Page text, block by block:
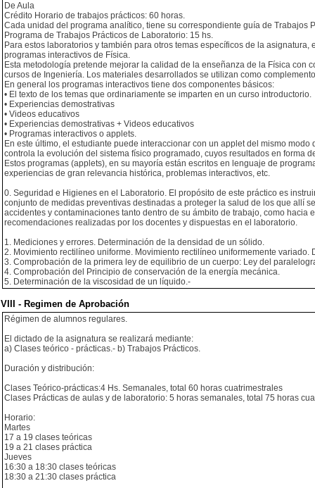
De Aula
Crédito Horario de trabajos prácticos: 60 horas.
Cada unidad del programa analítico, tiene su correspondiente guía de Trabajos
Programa de Trabajos Prácticos de Laboratorio: 15 hs.
Para estos laboratorios y también para otros temas específicos de la
programas interactivos de Física.
Esta metodología pretende mejorar la calidad de la enseñanza de la Física
cursos de Ingeniería. Los materiales desarrollados se utilizan como
En general los programas interactivos tiene dos componentes básicos:
• El texto de los temas que ordinariamente se imparten en un curso introductorio.
• Experiencias demostrativas
• Videos educativos
• Experiencias demostrativas + Videos educativos
• Programas interactivos o applets.
En este último, el estudiante puede interaccionar con un applet del mismo
controla la evolución del sistema físico programado, cuyos resultados en forma
Estos programas (applets), en su mayoría están escritos en lenguaje de
experiencias de gran relevancia histórica, problemas interactivos, etc.
0. Seguridad e Higienes en el Laboratorio. El propósito de este práctico es
conjunto de medidas preventivas destinadas a proteger la salud de los que allí
accidentes y contaminaciones tanto dentro de su ámbito de trabajo, como
recomendaciones realizadas por los docentes y dispuestas en el laboratorio.
1. Mediciones y errores. Determinación de la densidad de un sólido.
2. Movimiento rectilíneo uniforme. Movimiento rectilíneo uniformemente
3. Comprobación de la primera ley de equilibrio de un cuerpo: Ley del
4. Comprobación del Principio de conservación de la energía mecánica.
5. Determinación de la viscosidad de un líquido.-
VIII - Regimen de Aprobación
Régimen de alumnos regulares.
El dictado de la asignatura se realizará mediante:
a) Clases teórico - prácticas.- b) Trabajos Prácticos.
Duración y distribución:
Clases Teórico-prácticas:4 Hs. Semanales, total 60 horas cuatrimestrales
Clases Prácticas de aulas y de laboratorio: 5 horas semanales, total 75 horas
Horario:
Martes
17 a 19 clases teóricas
19 a 21 clases práctica
Jueves
16:30 a 18:30 clases teóricas
18:30 a 21:30 clases práctica